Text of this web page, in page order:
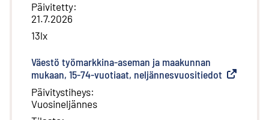
Päivitetty:
21.7.2026
13lx
Väestö työmarkkina-aseman ja maakunnan
mukaan, 15-74-vuotiaat, neljännesvuositiedot Ulkoinen
Päivitystiheys:
Vuosineljännes